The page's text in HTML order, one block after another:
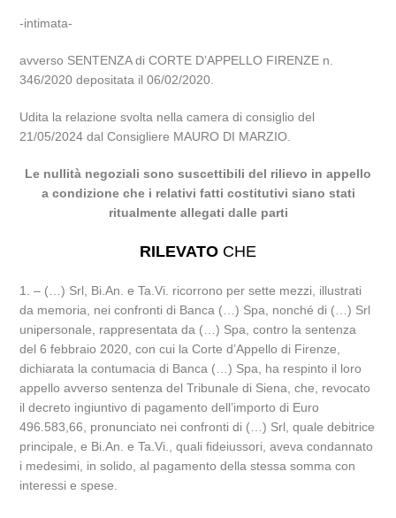
-intimata-
avverso SENTENZA di CORTE D’APPELLO FIRENZE n.
346/2020 depositata il 06/02/2020.
Udita la relazione svolta nella camera di consiglio del
21/05/2024 dal Consigliere MAURO DI MARZIO.
Le nullità negoziali sono suscettibili del rilievo in appello
a condizione che i relativi fatti costitutivi siano stati
ritualmente allegati dalle parti
RILEVATO CHE
1. – (…) Srl, Bi.An. e Ta.Vi. ricorrono per sette mezzi, illustrati
da memoria, nei confronti di Banca (…) Spa, nonché di (…) Srl
unipersonale, rappresentata da (…) Spa, contro la sentenza
del 6 febbraio 2020, con cui la Corte d’Appello di Firenze,
dichiarata la contumacia di Banca (…) Spa, ha respinto il loro
appello avverso sentenza del Tribunale di Siena, che, revocato
il decreto ingiuntivo di pagamento dell’importo di Euro
496.583,66, pronunciato nei confronti di (…) Srl, quale debitrice
principale, e Bi.An. e Ta.Vi., quali fideiussori, aveva condannato
i medesimi, in solido, al pagamento della stessa somma con
interessi e spese.